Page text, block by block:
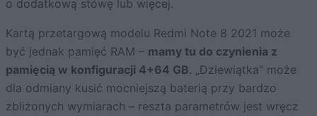
o dodatkową stówę lub więcej.
Kartą przetargową modelu Redmi Note 8 2021 może
być jednak pamięć RAM – mamy tu do czynienia z
pamięcią w konfiguracji 4+64 GB. „Dziewiątka” może
dla odmiany kusić mocniejszą baterią przy bardzo
zbliżonych wymiarach – reszta parametrów jest wręcz